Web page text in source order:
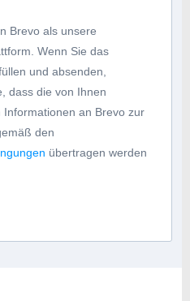
Brevo als unsere
Wenn Sie das
und absenden,
dass die von Ihnen
Informationen an Brevo zur
den
übertragen werden